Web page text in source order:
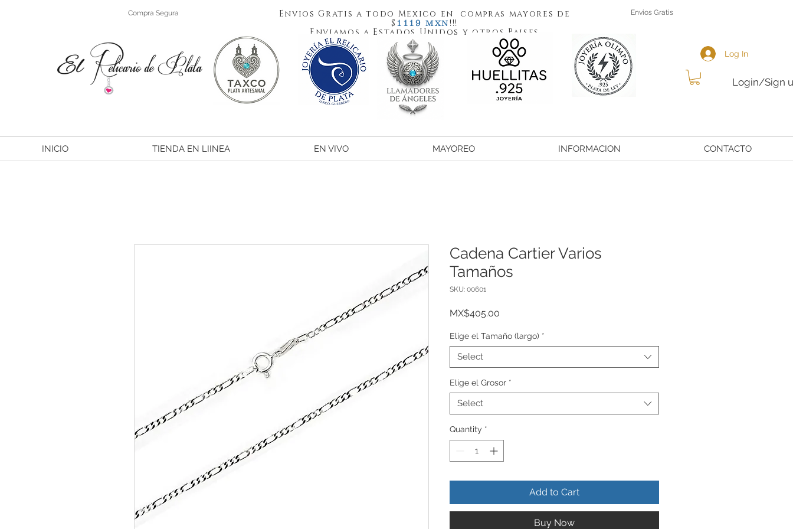
Compra Segura
Envios Gratis a todo Mexico en compras mayores de
$ 1119 MXN!!!
Enviamos a Estados Unidos y otros Paises
Envios Gratis
Login/Sign
Log In
INICIO TIENDA EN LIINEA EN VIVO MAYOREO INFORMACION CONTACTO
Cadena Cartier Varios
Tamaños
SKU: 00601
MX$405.00
Elige el Tamaño (largo) *
Select
Elige el Grosor *
Select
Quantity *
Add to Cart
Buy Now